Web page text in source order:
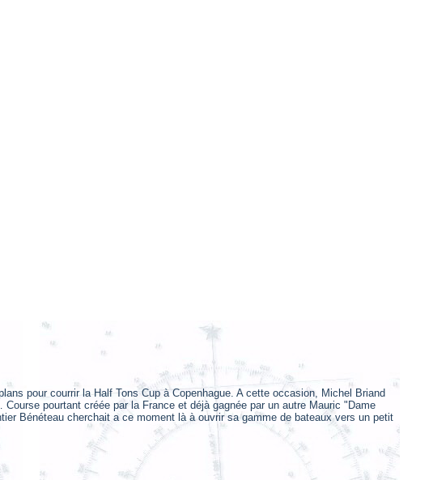
pour courrir la Half Tons Cup à Copenhague. A cette occasion, Michel Briand
pourtant créée par la France et déjà gagnée par un autre Mauric "Dame
Bénéteau cherchait a ce moment là à ouvrir sa gamme de bateaux vers un petit